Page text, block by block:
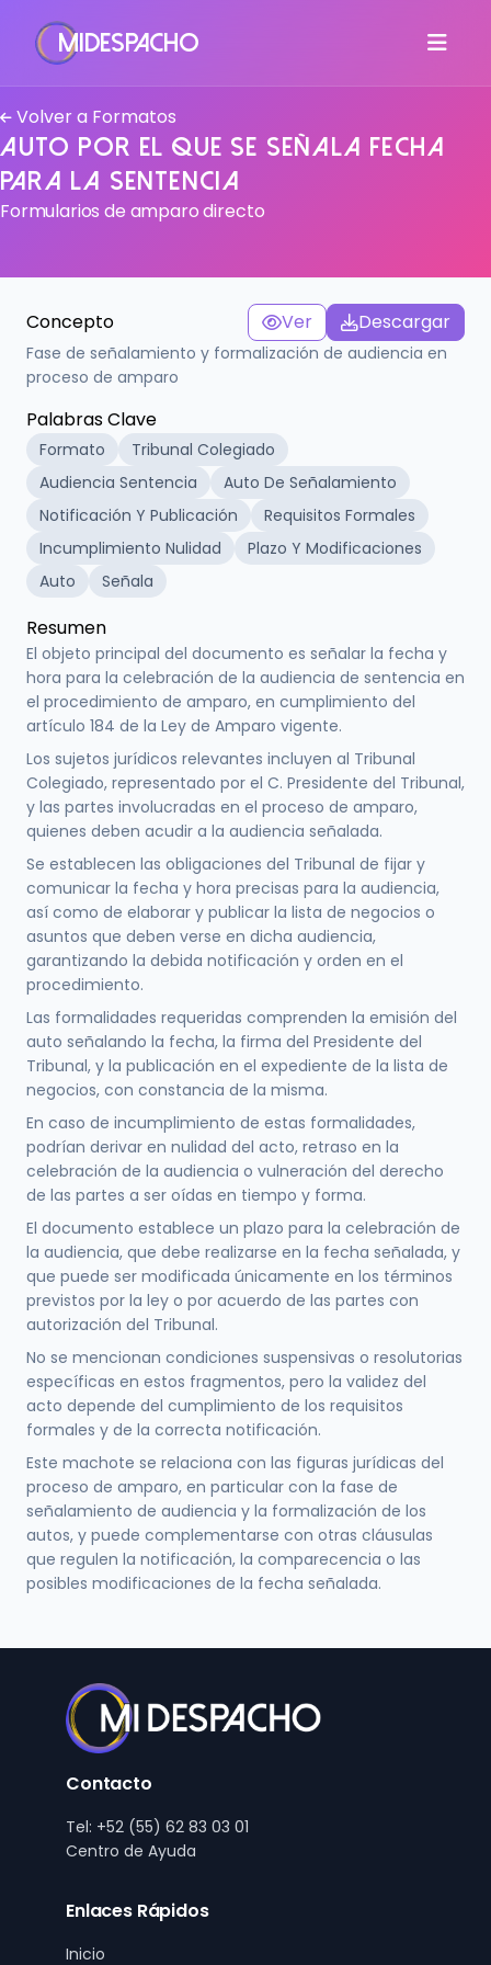
MiDespacho
Volver a Formatos
Auto por el que se señala fecha
para la sentencia
Formularios de amparo directo
Concepto Ver Descargar
Fase de señalamiento y formalización de audiencia en
proceso de amparo
Palabras Clave
Formato
Tribunal Colegiado
Audiencia Sentencia
Auto De Señalamiento
Notificación Y Publicación
Requisitos Formales
Incumplimiento Nulidad
Plazo Y Modificaciones
Auto
Señala
Resumen
El objeto principal del documento es señalar la fecha y
hora para la celebración de la audiencia de sentencia en
el procedimiento de amparo, en cumplimiento del
artículo 184 de la Ley de Amparo vigente.
Los sujetos jurídicos relevantes incluyen al Tribunal
Colegiado, representado por el C. Presidente del Tribunal,
y las partes involucradas en el proceso de amparo,
quienes deben acudir a la audiencia señalada.
Se establecen las obligaciones del Tribunal de fijar y
comunicar la fecha y hora precisas para la audiencia,
así como de elaborar y publicar la lista de negocios o
asuntos que deben verse en dicha audiencia,
garantizando la debida notificación y orden en el
procedimiento.
Las formalidades requeridas comprenden la emisión del
auto señalando la fecha, la firma del Presidente del
Tribunal, y la publicación en el expediente de la lista de
negocios, con constancia de la misma.
En caso de incumplimiento de estas formalidades,
podrían derivar en nulidad del acto, retraso en la
celebración de la audiencia o vulneración del derecho
de las partes a ser oídas en tiempo y forma.
El documento establece un plazo para la celebración de
la audiencia, que debe realizarse en la fecha señalada, y
que puede ser modificada únicamente en los términos
previstos por la ley o por acuerdo de las partes con
autorización del Tribunal.
No se mencionan condiciones suspensivas o resolutorias
específicas en estos fragmentos, pero la validez del
acto depende del cumplimiento de los requisitos
formales y de la correcta notificación.
Este machote se relaciona con las figuras jurídicas del
proceso de amparo, en particular con la fase de
señalamiento de audiencia y la formalización de los
autos, y puede complementarse con otras cláusulas
que regulen la notificación, la comparecencia o las
posibles modificaciones de la fecha señalada.
Contacto
Tel: +52 (55) 62 83 03 01
Centro de Ayuda
Enlaces Rápidos
Inicio